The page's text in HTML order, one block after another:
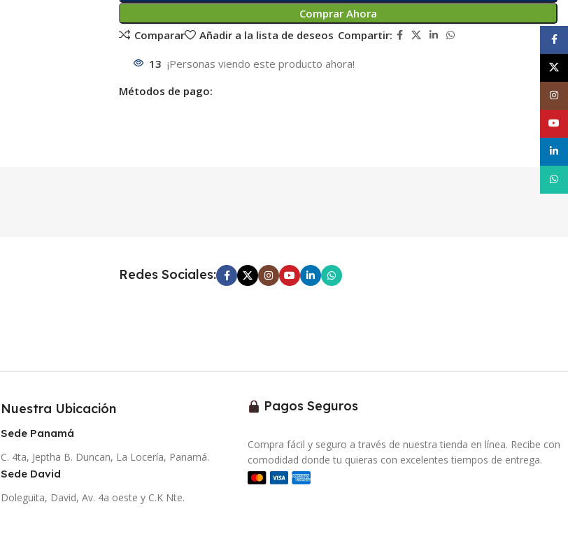
Comprar Ahora
Comparar
Añadir a la lista de deseos Compartir:
13 ¡Personas viendo este producto ahora!
Métodos de pago:
Redes Sociales:
Nuestra Ubicación
Sede Panamá
C. 4ta, Jeptha B. Duncan, La Locería, Panamá.
Sede David
Doleguita, David, Av. 4a oeste y C.K Nte.
Pagos Seguros
Compra fácil y seguro a través de nuestra tienda en línea. Recibe con
comodidad donde tu quieras con excelentes tiempos de entrega.